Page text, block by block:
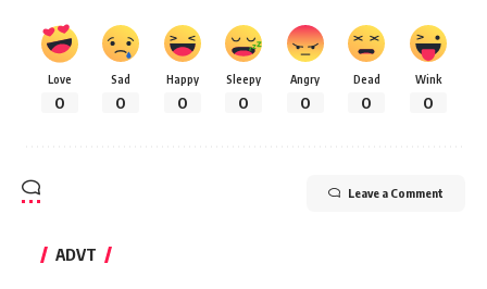
Love
0
Sad
0
Happy
0
Sleepy
0
Angry
0
Dead
0
Wink
0
Leave a Comment
ADVT